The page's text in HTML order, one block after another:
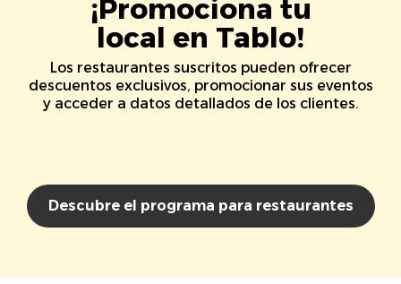
¡Promociona tu
local en Tablo!
Los restaurantes suscritos pueden ofrecer
descuentos exclusivos, promocionar sus eventos
y acceder a datos detallados de los clientes.
Descubre el programa para restaurantes